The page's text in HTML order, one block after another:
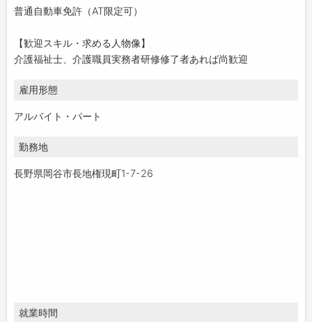
普通自動車免許（AT限定可）
【歓迎スキル・求める人物像】
介護福祉士、介護職員実務者研修修了者あれば尚歓迎
雇用形態
アルバイト・パート
勤務地
長野県岡谷市長地権現町1-7-26
就業時間